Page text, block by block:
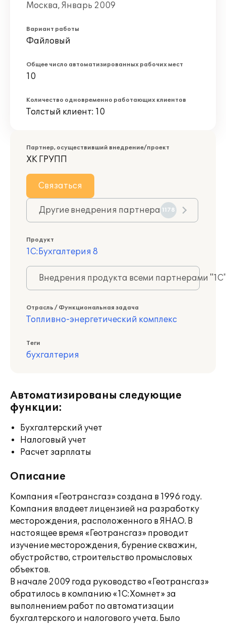
Москва, Январь 2009
Вариант работы
Файловый
Общее число автоматизированных рабочих мест
10
Количество одновременно работающих клиентов
Толстый клиент: 10
Партнер, осуществивший внедрение/проект
ХК ГРУПП
Связаться
Другие внедрения партнера 1178
Продукт
1С:Бухгалтерия 8
Внедрения продукта всеми партнерами
Отрасль / Функциональная задача
Топливно-энергетический комплекс
Теги
бухгалтерия
Автоматизированы следующие
функции:
Бухгалтерский учет
Налоговый учет
Расчет зарплаты
Описание
Компания «Геотрансгаз» создана в 1996 году.
Компания владеет лицензией на разработку
месторождения, расположенного в ЯНАО. В
настоящее время «Геотрансгаз» проводит
изучение месторождения, бурение скважин,
обустройство, строительство промысловых
объектов.
В начале 2009 года руководство «Геотрансгаз»
обратилось в компанию «1С:Хомнет» за
выполнением работ по автоматизации
бухгалтерского и налогового учета. Было